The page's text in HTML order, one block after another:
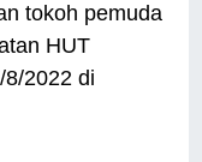
tokoh pemuda
HUT
2022 di